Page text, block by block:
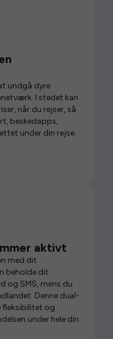
undgå dyre
I stedet kan
når du rejser, så
beskedapps,
under din rejse.
aktivt
med dit
beholde dit
og SMS, mens du
Denne dual-
og
under hele din